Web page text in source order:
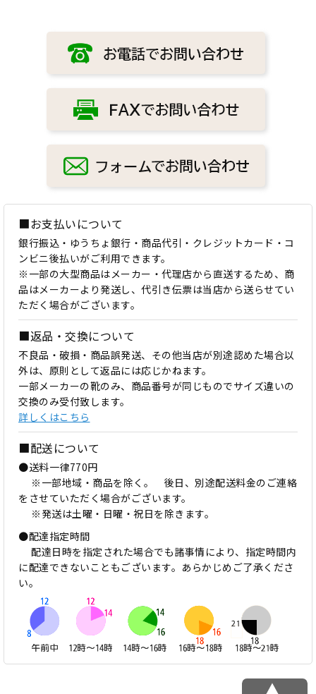
■お支払いについて
銀行振込・ゆうちょ銀行・商品代引・クレジットカード・コ
ンビニ後払いがご利用できます。
※一部の大型商品はメーカー・代理店から直送するため、商
品はメーカーより発送し、代引き伝票は当店から送らせてい
ただく場合がございます。
■返品・交換について
不良品・破損・商品誤発送、その他当店が別途認めた場合以
外は、原則として返品には応じかねます。
一部メーカーの靴のみ、商品番号が同じものでサイズ違いの
交換のみ受付致します。
詳しくはこちら
■配送について
●送料一律770円
※一部地域・商品を除く。 後日、別途配送料金のご連絡
をさせていただく場合がございます。
※発送は土曜・日曜・祝日を除きます。
●配達指定時間
配達日時を指定された場合でも諸事情により、指定時間内
に配達できないこともございます。あらかじめご了承くださ
い。